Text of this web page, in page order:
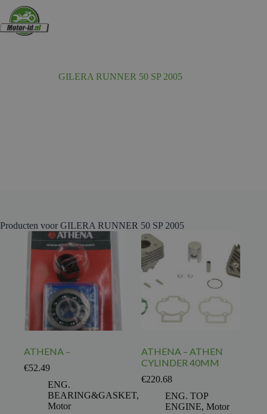
naar
de
inhoud
GILERA RUNNER 50 SP 2005
Producten voor GILERA RUNNER 50 SP 2005
ATHENA –
€52.49
ENG.
BEARING&GASKET,
Motor
ATHENA – ATHEN
CYLINDER 40MM
€220.68
ENG. TOP
ENGINE, Motor